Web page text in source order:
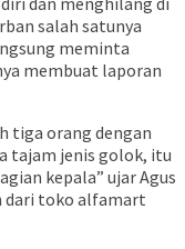
salah satunya
meminta
membuat laporan
tiga orang dengan
tajam jenis golok, itu
kepala” ujar Agus
dari toko alfamart